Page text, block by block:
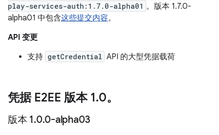
play-services-auth:1.7.0-alpha01 。版本 1.7.0-
alpha01 中包含这些提交内容。
API 变更
支持 getCredential API 的大型凭据载荷
凭据 E2EE 版本 1.0。
版本 1.0.0-alpha03